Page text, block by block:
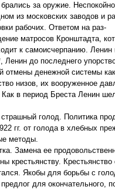
за оружие.
из московских заводов и
рабочих. Ответом на раз-
матросов Кронштадта,
к самоисчерпанию.
Ленин до последнего
отмены денежной системы
низов, их вооруженное
Как в период Бреста Ленин
голод. Политика
гг. от голода в хлебных
методы.
Замена ее
крестьянству.
Якобы для борьбы с
для